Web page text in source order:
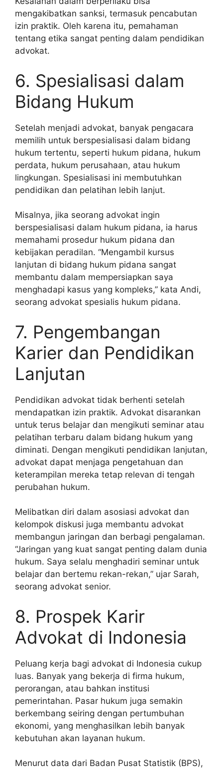
mengakibatkan sanksi, termasuk pencabutan
izin praktik. Oleh karena itu, pemahaman
tentang etika sangat penting dalam pendidikan
advokat.
6. Spesialisasi dalam
Bidang Hukum
Setelah menjadi advokat, banyak pengacara
memilih untuk berspesialisasi dalam bidang
hukum tertentu, seperti hukum pidana, hukum
perdata, hukum perusahaan, atau hukum
lingkungan. Spesialisasi ini membutuhkan
pendidikan dan pelatihan lebih lanjut.
Misalnya, jika seorang advokat ingin
berspesialisasi dalam hukum pidana, ia harus
memahami prosedur hukum pidana dan
kebijakan peradilan. “Mengambil kursus
lanjutan di bidang hukum pidana sangat
membantu dalam mempersiapkan saya
menghadapi kasus yang kompleks,” kata Andi,
seorang advokat spesialis hukum pidana.
7. Pengembangan
Karier dan Pendidikan
Lanjutan
Pendidikan advokat tidak berhenti setelah
mendapatkan izin praktik. Advokat disarankan
untuk terus belajar dan mengikuti seminar atau
pelatihan terbaru dalam bidang hukum yang
diminati. Dengan mengikuti pendidikan lanjutan,
advokat dapat menjaga pengetahuan dan
keterampilan mereka tetap relevan di tengah
perubahan hukum.
Melibatkan diri dalam asosiasi advokat dan
kelompok diskusi juga membantu advokat
membangun jaringan dan berbagi pengalaman.
“Jaringan yang kuat sangat penting dalam dunia
hukum. Saya selalu menghadiri seminar untuk
belajar dan bertemu rekan-rekan,” ujar Sarah,
seorang advokat senior.
8. Prospek Karir
Advokat di Indonesia
Peluang kerja bagi advokat di Indonesia cukup
luas. Banyak yang bekerja di firma hukum,
perorangan, atau bahkan institusi
pemerintahan. Pasar hukum juga semakin
berkembang seiring dengan pertumbuhan
ekonomi, yang menghasilkan lebih banyak
kebutuhan akan layanan hukum.
Menurut data dari Badan Pusat Statistik (BPS),